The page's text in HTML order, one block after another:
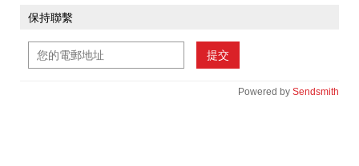
保持聯繫
提交
Powered by Sendsmith